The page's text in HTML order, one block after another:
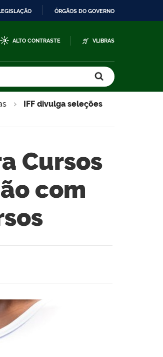
ÓRGÃOS DO GOVERNO
ALTO CONTRASTE VLIBRAS
IFF divulga seleções
Cursos
com